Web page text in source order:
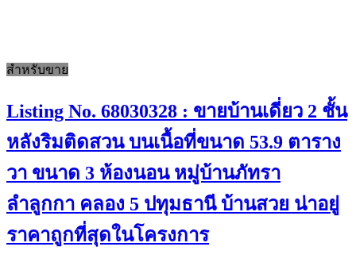
สำหรับขาย
Listing No. 68030328 : ขายบ้านเดี่ยว 2 ชั้น
หลังริมติดสวน บนเนื้อที่ขนาด 53.9 ตาราง
วา ขนาด 3 ห้องนอน หมู่บ้านภัทรา
ลำลูกกา คลอง 5 ปทุมธานี บ้านสวย น่าอยู่
ราคาถูกที่สุดในโครงการ